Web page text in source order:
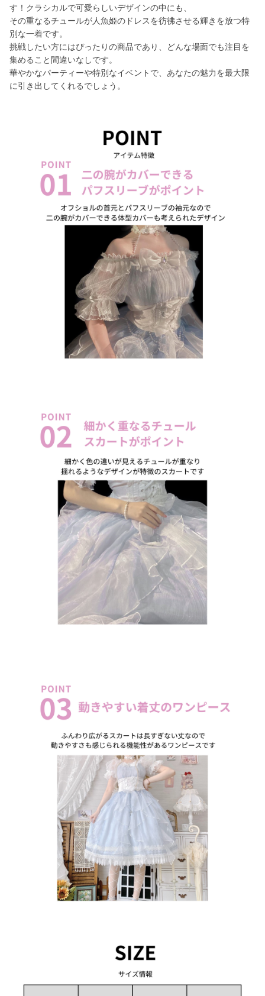
す！クラシカルで可愛らしいデザインの中にも、
その重なるチュールが人魚姫のドレスを彷彿させる輝きを放つ特
別な一着です。
挑戦したい方にはぴったりの商品であり、どんな場面でも注目を
集めること間違いなしです。
華やかなパーティーや特別なイベントで、あなたの魅力を最大限
に引き出してくれるでしょう。